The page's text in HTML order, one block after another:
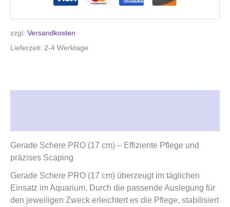
zzgl. Versandkosten
Lieferzeit: 2-4 Werktage
Gerade Schere PRO (17 cm) – Effiziente Pflege und
präzises Scaping
Gerade Schere PRO (17 cm) überzeugt im täglichen
Einsatz im Aquarium. Durch die passende Auslegung für
den jeweiligen Zweck erleichtert es die Pflege, stabilisiert